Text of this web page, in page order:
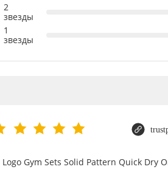
2
звезды
1
звезды
Gym Sets Solid Pattern Quick Dry